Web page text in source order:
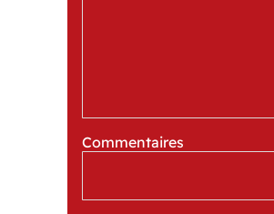
Commentaires